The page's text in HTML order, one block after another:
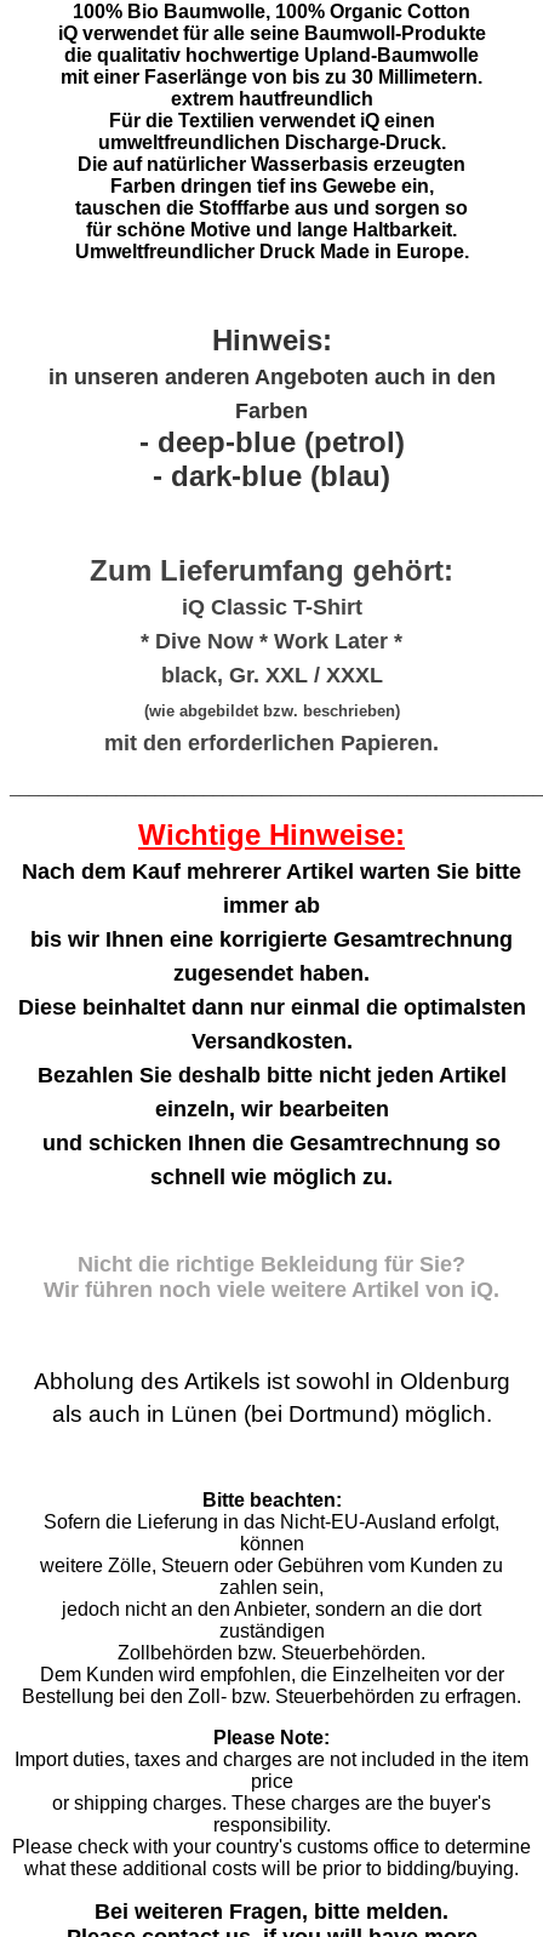
100% Bio Baumwolle, 100% Organic Cotton
iQ verwendet für alle seine Baumwoll-Produkte
die qualitativ hochwertige Upland-Baumwolle
mit einer Faserlänge von bis zu 30 Millimetern.
extrem hautfreundlich
Für die Textilien verwendet iQ einen
umweltfreundlichen Discharge-Druck.
Die auf natürlicher Wasserbasis erzeugten
Farben dringen tief ins Gewebe ein,
tauschen die Stofffarbe aus und sorgen so
für schöne Motive und lange Haltbarkeit.
Umweltfreundlicher Druck Made in Europe.
Hinweis:
in unseren anderen Angeboten auch in den
Farben
- deep-blue (petrol)
- dark-blue (blau)
Zum Lieferumfang gehört:
iQ Classic T-Shirt
* Dive Now * Work Later *
black, Gr. XXL / XXXL
(wie abgebildet bzw. beschrieben)
mit den erforderlichen Papieren.
Wichtige Hinweise:
Nach dem Kauf mehrerer Artikel warten Sie bitte
immer ab
bis wir Ihnen eine korrigierte Gesamtrechnung
zugesendet haben.
Diese beinhaltet dann nur einmal die optimalsten
Versandkosten.
Bezahlen Sie deshalb bitte nicht jeden Artikel
einzeln, wir bearbeiten
und schicken Ihnen die Gesamtrechnung so
schnell wie möglich zu.
Nicht die richtige Bekleidung für Sie?
Wir führen noch viele weitere Artikel von iQ.
Abholung des Artikels ist sowohl in Oldenburg
als auch in Lünen (bei Dortmund) möglich.
Bitte beachten:
Sofern die Lieferung in das Nicht-EU-Ausland erfolgt,
können
weitere Zölle, Steuern oder Gebühren vom Kunden zu
zahlen sein,
jedoch nicht an den Anbieter, sondern an die dort
zuständigen
Zollbehörden bzw. Steuerbehörden.
Dem Kunden wird empfohlen, die Einzelheiten vor der
Bestellung bei den Zoll- bzw. Steuerbehörden zu erfragen.
Please Note:
Import duties, taxes and charges are not included in the item
price
or shipping charges. These charges are the buyer's
responsibility.
Please check with your country's customs office to determine
what these additional costs will be prior to bidding/buying.
Bei weiteren Fragen, bitte melden.